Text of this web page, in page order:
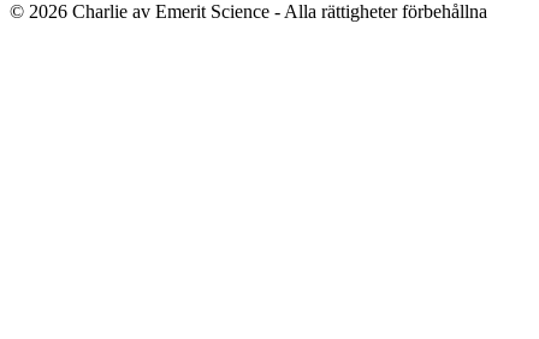
© 2026 Charlie av Emerit Science - Alla rättigheter förbehållna